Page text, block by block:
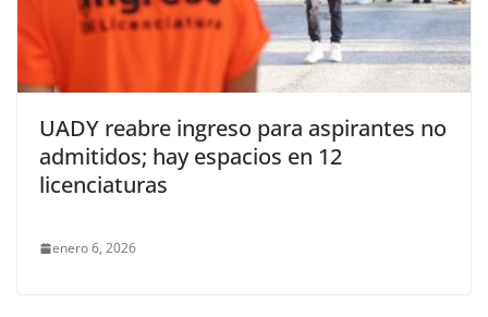
UADY reabre ingreso para aspirantes no
admitidos; hay espacios en 12
licenciaturas
enero 6, 2026